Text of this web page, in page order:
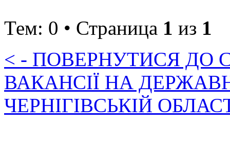
Тем: 0 • Страница 1 из 1
< - ПОВЕРНУТИСЯ ДО
ВАКАНСІЇ НА
ЧЕРНІГІВСЬКІЙ